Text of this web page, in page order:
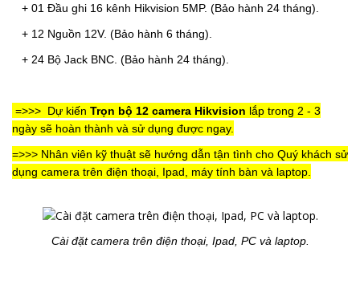
+ 01 Đầu ghi 16 kênh Hikvision 5MP. (Bảo hành 24 tháng).
+ 12 Nguồn 12V. (Bảo hành 6 tháng).
+ 24 Bộ Jack BNC. (Bảo hành 24 tháng).
=>>> Dự kiến Trọn bộ 12 camera Hikvision lắp trong 2 - 3
ngày sẽ hoàn thành và sử dụng được ngay.
=>>> Nhân viên kỹ thuật sẽ hướng dẫn tận tình cho Quý khách sử
dụng camera trên điện thoại, Ipad, máy tính bàn và laptop.
Cài đặt camera trên điện thoại, Ipad, PC và laptop.